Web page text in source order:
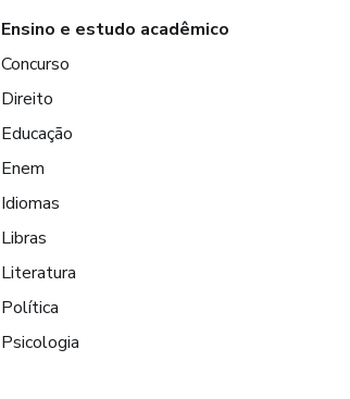
Ensino e estudo acadêmico
Concurso
Direito
Educação
Enem
Idiomas
Libras
Literatura
Política
Psicologia